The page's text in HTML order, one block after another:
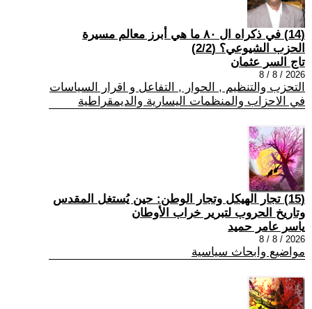
(14) في ذكراه ال ٨٠ ما هي أبرز معالم مسيرة
الحزب الشيوعي؟ (2/2)
تاج السر عثمان
2026 / 8 / 8
التحزب والتنظيم , الحوار , التفاعل و اقرار السياسات
في الاحزاب والمنظمات اليسارية والديمقراطية
(15) تجار الهيكل وتجار الوطن: حين يُستغل المقدس
وتاريخ الحروب لتبرير خراب الأوطان
ياسر عامر حميد
2026 / 8 / 8
مواضيع وابحاث سياسية